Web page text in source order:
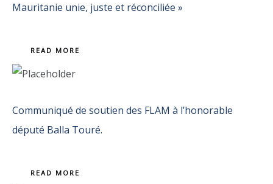
Mauritanie unie, juste et réconciliée »
READ MORE
Communiqué de soutien des FLAM à l’honorable
député Balla Touré.
READ MORE